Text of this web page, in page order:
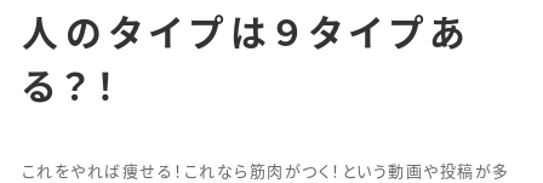
人のタイプは９タイプあ
る？！
これをやれば痩せる！これなら筋肉がつく！という動画や投稿が多